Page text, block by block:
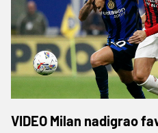
VIDEO Milan nadigrao